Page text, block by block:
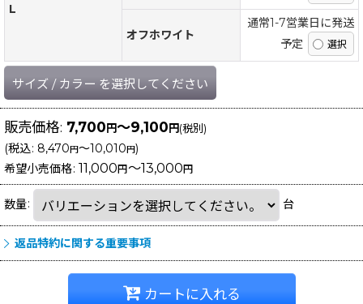
L
オフホワイト
通常1-7営業日に発送
予定
サイズ / カラー を選択してください
販売価格: 7,700円～9,100円(税別)
(税込: 8,470円～10,010円)
希望小売価格: 11,000円～13,000円
数量: 台
返品特約に関する重要事項
カートに入れる